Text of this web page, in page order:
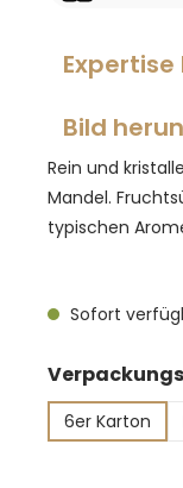
Bild
Rein und
Mandel.
typischen
hervorragend
Sofort
6er Karton